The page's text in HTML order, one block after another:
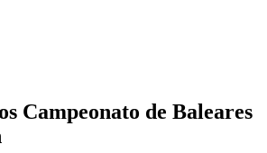
Campeonato de Baleares